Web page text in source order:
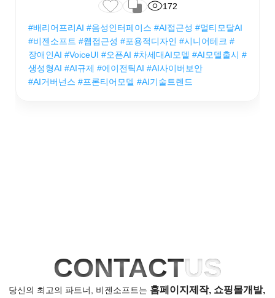
172
#배리어프리AI #음성인터페이스 #AI접근성 #멀티모달AI
#비젠소프트 #웹접근성 #포용적디자인 #시니어테크 #
장애인AI #VoiceUI #오픈AI #차세대AI모델 #AI모델출시 #
생성형AI #AI규제 #에이전틱AI #AI사이버보안
#AI거버넌스 #프론티어모델 #AI기술트렌드
CONTACTUS
당신의 최고의 파트너, 비젠소프트는 홈페이지제작, 쇼핑몰개발,